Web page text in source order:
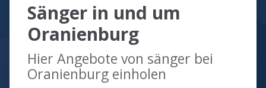
Sänger in und um
Oranienburg
Hier Angebote von sänger bei
Oranienburg einholen